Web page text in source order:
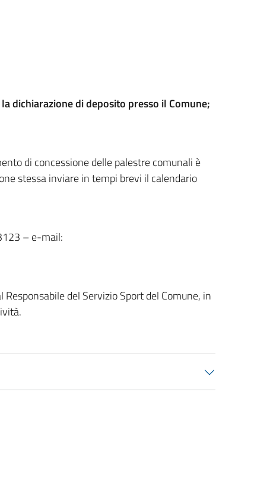
dichiarazione di deposito presso il Comune;
di concessione delle palestre comunali è
stessa inviare in tempi brevi il calendario
– e-mail:
del Servizio Sport del Comune, in